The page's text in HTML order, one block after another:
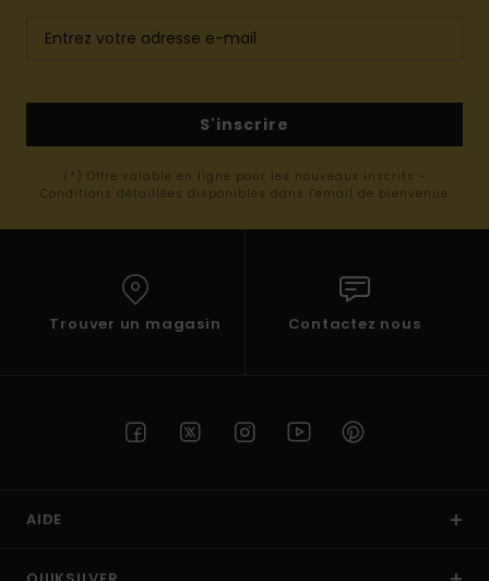
S'inscrire
(*) Offre valable en ligne pour les nouveaux inscrits -
Conditions détaillées disponibles dans l'email de bienvenue
Trouver un magasin Contactez nous
AIDE